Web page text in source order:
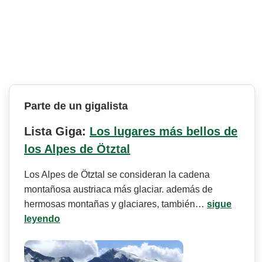
Parte de un gigalista
Lista Giga: Los lugares más bellos de
los Alpes de Ötztal
Los Alpes de Ötztal se consideran la cadena
montañosa austriaca más glaciar. además de
hermosas montañas y glaciares, también… sigue
leyendo